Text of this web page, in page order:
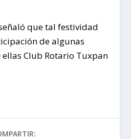
que tal festividad
de algunas
Club Rotario Tuxpan